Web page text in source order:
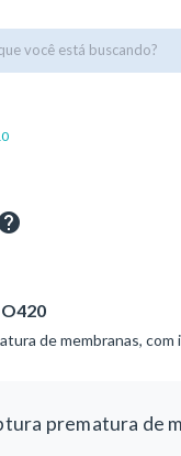
você está buscando?
de membranas,
prematura de